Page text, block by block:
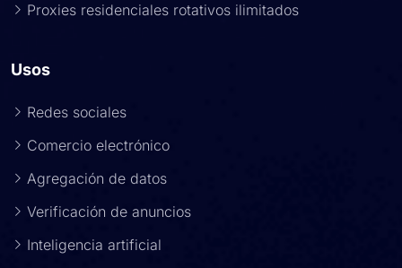
Proxies residenciales rotativos ilimitados
Usos
Redes sociales
Comercio electrónico
Agregación de datos
Verificación de anuncios
Inteligencia artificial